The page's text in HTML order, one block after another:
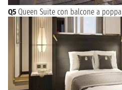
Q5 Queen Suite con balcone a poppa